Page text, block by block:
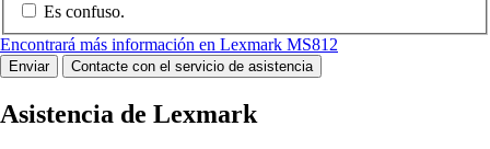
Es confuso.
Encontrará más información en Lexmark MS812
Enviar Contacte con el servicio de asistencia
Asistencia de Lexmark